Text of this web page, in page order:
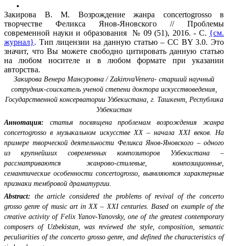
Закирова В. М. Возрождение жанра concertogrosso в
творчестве Феликса Янов-Яновского // Проблемы
современной науки и образования № 09 (51), 2016. - С. {см.
журнал}. Тип лицензии на данную статью – CC BY 3.0. Это
значит, что Вы можете свободно цитировать данную статью
на любом носителе и в любом формате при указании
авторства.
Закирова Венера Мансуровна / ZakirovaVenera- старший научный
сотрудник-соискатель ученой степени доктора искусствоведения,
Государственной консерватории Узбекистана, г. Ташкент, Республика
Узбекистан
Аннотация: статья посвящена проблемам возрождения жанра
concertogrosso в музыкальном искусстве XX – начала XXI веков. На
примере творческой деятельности Феликса Янов-Яновского – одного
из крупнейших современных композиторов Узбекистана –
рассматриваются жанрово-стилевые, композиционные,
семантические особенности concertogrosso, выявляются характерные
признаки тембровой драматургии.
Abstract: the article considered the problems of revival of the concerto
grosso genre of music art in XX – XXI centuries. Based on example of the
creative activity of Felix Yanov-Yanovsky, one of the greatest contemporary
composers of Uzbekistan, was reviewed the style, composition, semantic
peculiarities of the concerto grosso genre, and defined the characteristics of